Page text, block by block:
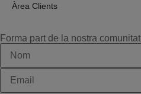
Àrea Clients
Forma part de la nostra comunitat